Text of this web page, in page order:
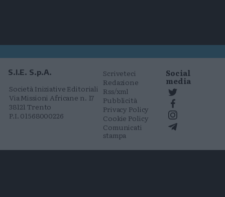
S.I.E. S.p.A.
Società Iniziative Editoriali
Via Missioni Africane n. 17
38121 Trento
P.I. 01568000226
Scriveteci
Redazione
Rss/xml
Pubblicità
Privacy Policy
Cookie Policy
Comunicati
stampa
Social
media